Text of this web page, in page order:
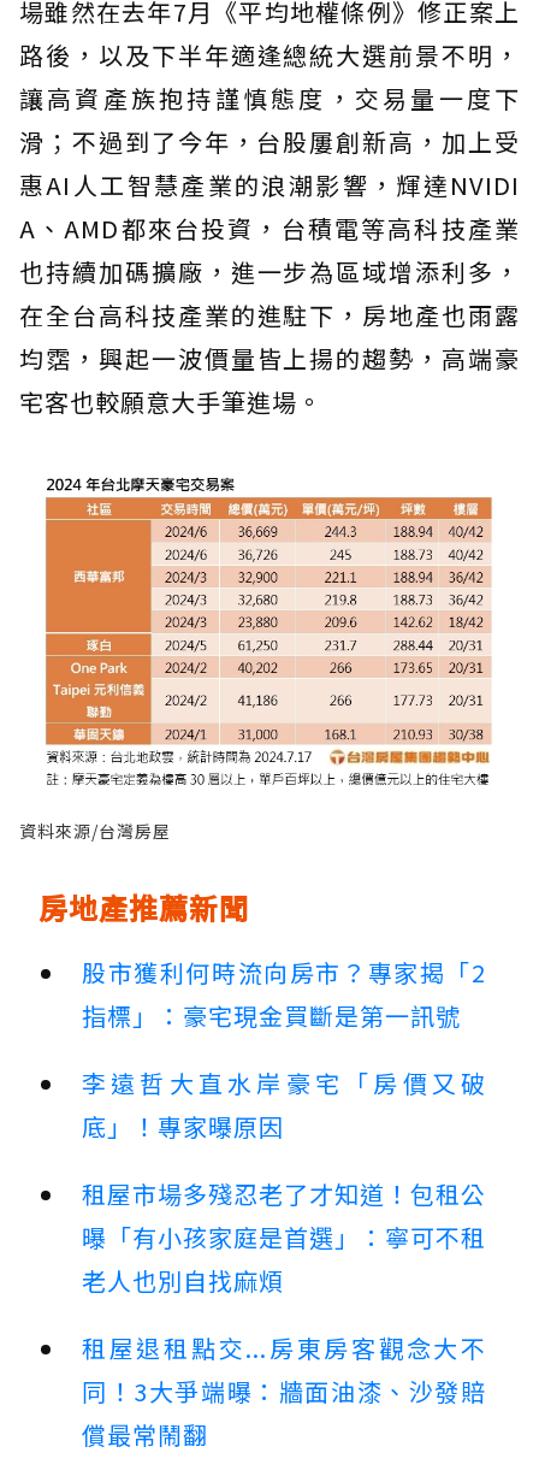
場雖然在去年7月《平均地權條例》修正案上
路後，以及下半年適逢總統大選前景不明，
讓高資產族抱持謹慎態度，交易量一度下
滑；不過到了今年，台股屢創新高，加上受
惠AI人工智慧產業的浪潮影響，輝達NVIDI
A、AMD都來台投資，台積電等高科技產業
也持續加碼擴廠，進一步為區域增添利多，
在全台高科技產業的進駐下，房地產也雨露
均霑，興起一波價量皆上揚的趨勢，高端豪
宅客也較願意大手筆進場。
資料來源/台灣房屋
房地產推薦新聞
股市獲利何時流向房市？專家揭「2
指標」：豪宅現金買斷是第一訊號
李遠哲大直水岸豪宅「房價又破
底」！專家曝原因
租屋市場多殘忍老了才知道！包租公
曝「有小孩家庭是首選」：寧可不租
老人也別自找麻煩
租屋退租點交...房東房客觀念大不
同！3大爭端曝：牆面油漆、沙發賠
償最常鬧翻